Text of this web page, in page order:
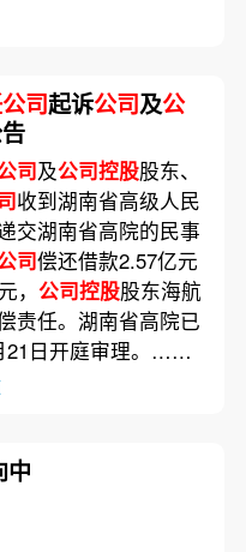
司起诉公司及公
司及公司控股股东、
收到湖南省高级人民
交湖南省高院的民事
司偿还借款2.57亿元
， 公司控股股东海航
责任。湖南省高院已
21日开庭审理。……
中